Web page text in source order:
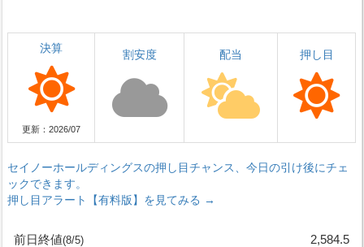
決算
更新：2026/07
割安度 配当 押し目
セイノーホールディングスの押し目チャンス、今日の引け後にチェ
ックできます。
押し目アラート【有料版】を見てみる →
前日終値(8/5) 2,584.5